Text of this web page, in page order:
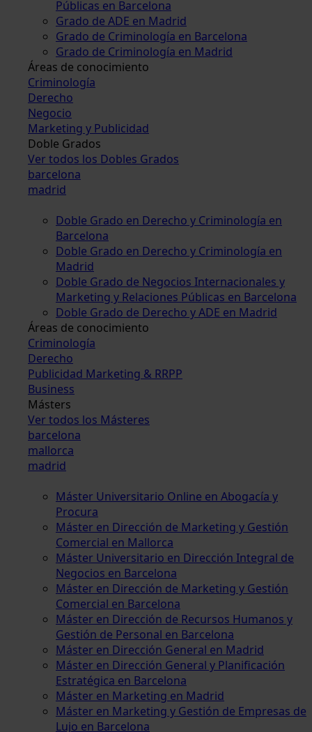
Públicas en Barcelona
Grado de ADE en Madrid
Grado de Criminología en Barcelona
Grado de Criminología en Madrid
Áreas de conocimiento
Criminología
Derecho
Negocio
Marketing y Publicidad
Doble Grados
Ver todos los Dobles Grados
barcelona
madrid
Doble Grado en Derecho y Criminología en
Barcelona
Doble Grado en Derecho y Criminología en
Madrid
Doble Grado de Negocios Internacionales y
Marketing y Relaciones Públicas en Barcelona
Doble Grado de Derecho y ADE en Madrid
Áreas de conocimiento
Criminología
Derecho
Publicidad Marketing & RRPP
Business
Másters
Ver todos los Másteres
barcelona
mallorca
madrid
Máster Universitario Online en Abogacía y
Procura
Máster en Dirección de Marketing y Gestión
Comercial en Mallorca
Máster Universitario en Dirección Integral de
Negocios en Barcelona
Máster en Dirección de Marketing y Gestión
Comercial en Barcelona
Máster en Dirección de Recursos Humanos y
Gestión de Personal en Barcelona
Máster en Dirección General en Madrid
Máster en Dirección General y Planificación
Estratégica en Barcelona
Máster en Marketing en Madrid
Máster en Marketing y Gestión de Empresas de
Lujo en Barcelona